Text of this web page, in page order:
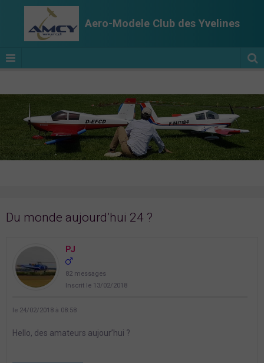
Aero-Modele Club des Yvelines
Du monde aujourd’hui 24 ?
PJ
82 messages
Inscrit le 13/02/2018
le 24/02/2018 à 08:58
Hello, des amateurs aujour’hui ?